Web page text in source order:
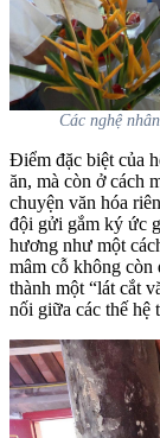
Các nghệ
Điểm đặc biệt của
ăn, mà còn ở cách
chuyện văn hóa
đội gửi gắm ký ức
hương như một
mâm cỗ không còn
thành một “lát cắt
nối giữa các thế hệ